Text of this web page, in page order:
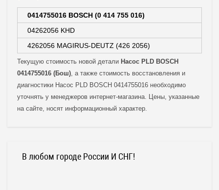
0414755016 BOSCH (0 414 755 016)
04262056 KHD
4262056 MAGIRUS-DEUTZ (426 2056)
Текущую стоимость новой детали Насос PLD BOSCH
0414755016 (Бош), а также стоимость восстановления и
диагностики Насос PLD BOSCH 0414755016 необходимо
уточнять у менеджеров интернет-магазина. Цены, указанные
на сайте, носят информационный характер.
В любом городе России И СНГ!